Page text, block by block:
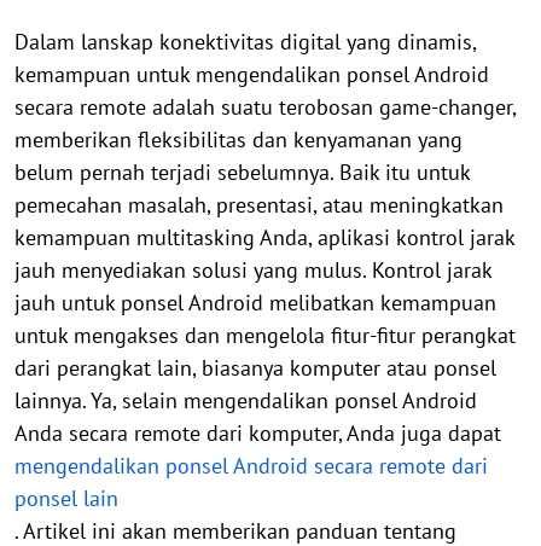
Dalam lanskap konektivitas digital yang dinamis,
kemampuan untuk mengendalikan ponsel Android
secara remote adalah suatu terobosan game-changer,
memberikan fleksibilitas dan kenyamanan yang
belum pernah terjadi sebelumnya. Baik itu untuk
pemecahan masalah, presentasi, atau meningkatkan
kemampuan multitasking Anda, aplikasi kontrol jarak
jauh menyediakan solusi yang mulus. Kontrol jarak
jauh untuk ponsel Android melibatkan kemampuan
untuk mengakses dan mengelola fitur-fitur perangkat
dari perangkat lain, biasanya komputer atau ponsel
lainnya. Ya, selain mengendalikan ponsel Android
Anda secara remote dari komputer, Anda juga dapat
mengendalikan ponsel Android secara remote dari
ponsel lain
. Artikel ini akan memberikan panduan tentang